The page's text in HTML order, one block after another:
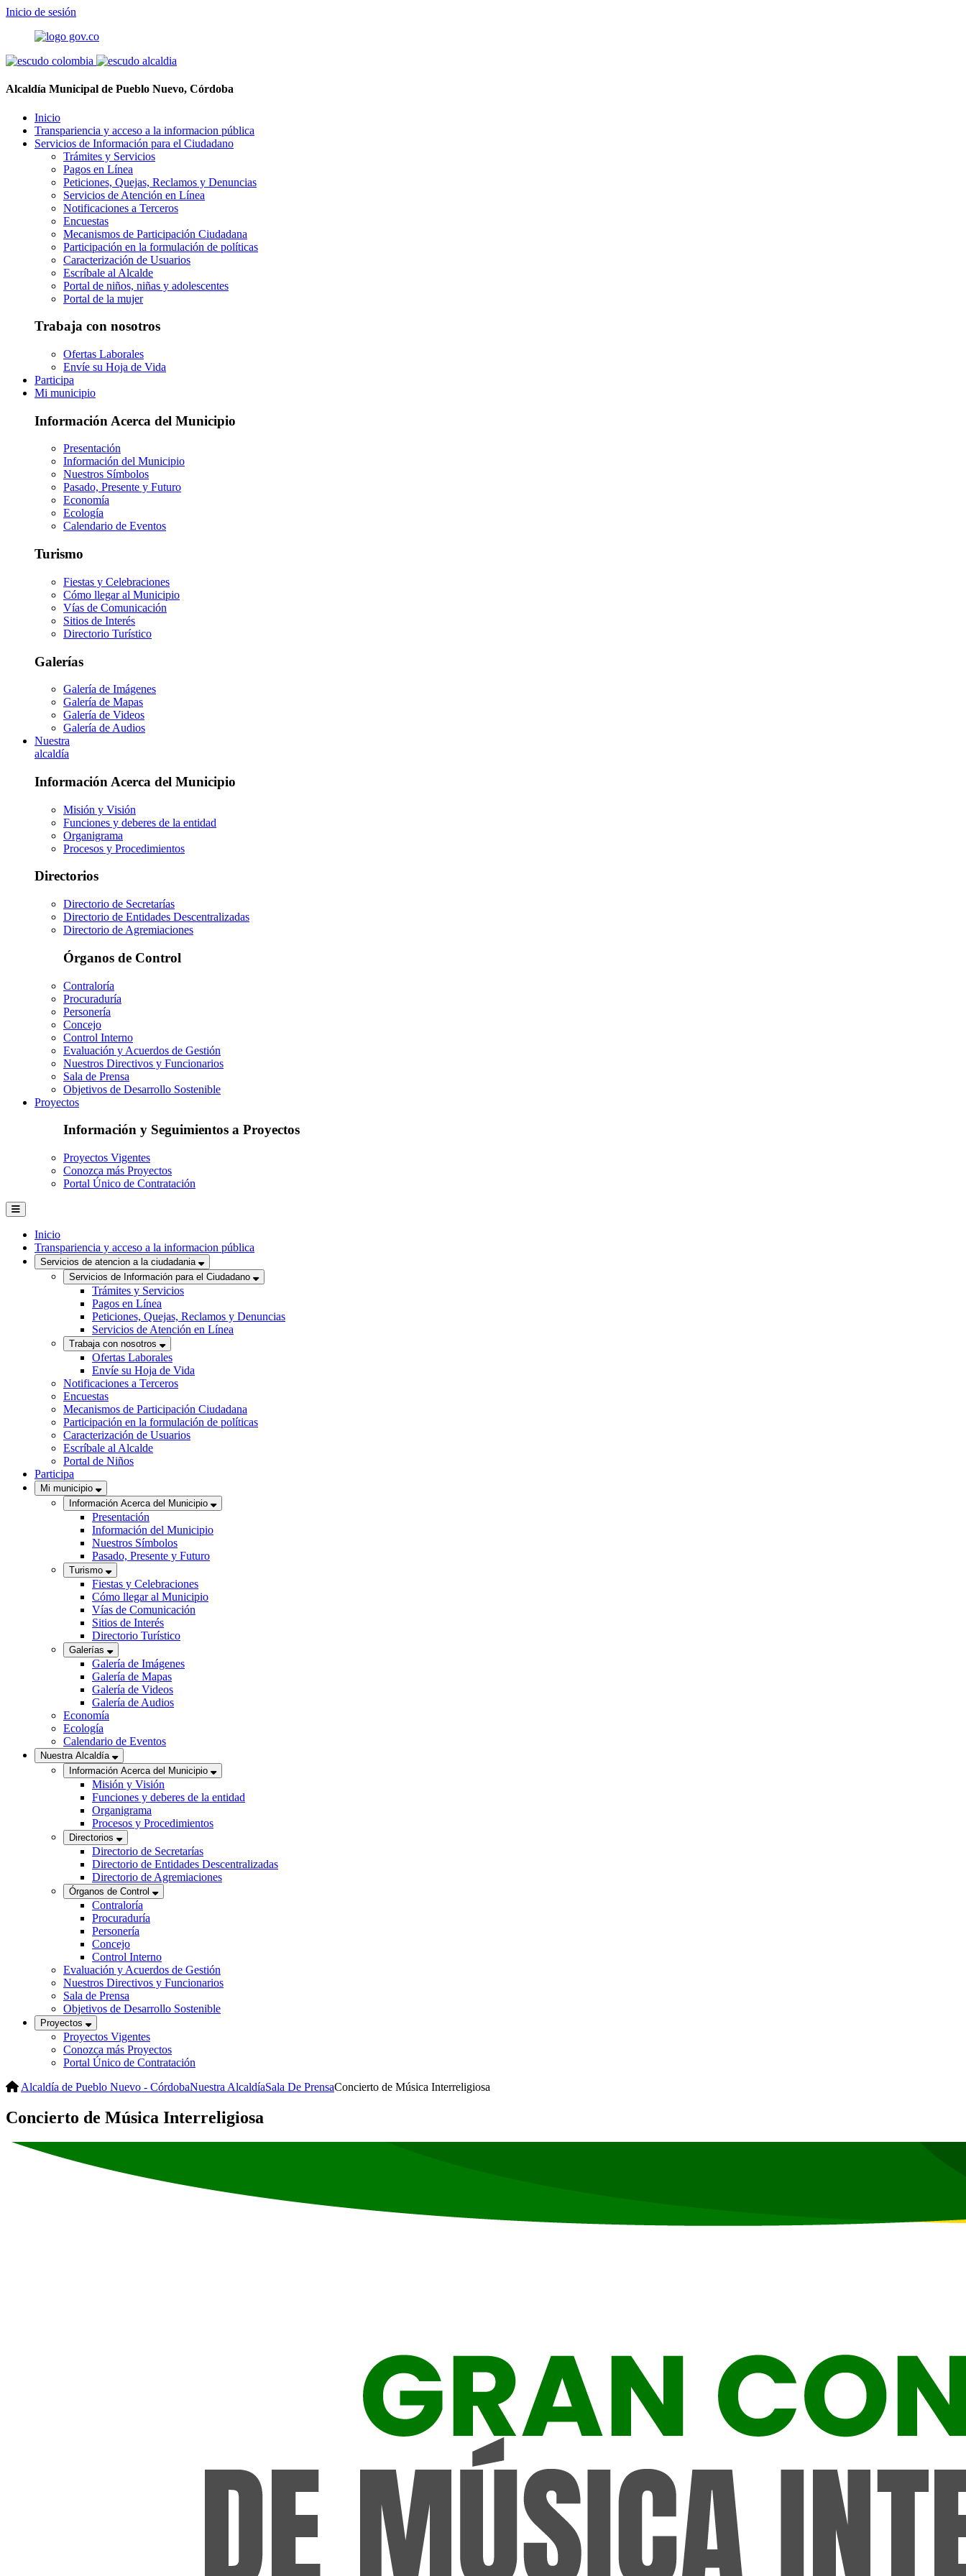
Inicio de sesión
Alcaldía Municipal de Pueblo Nuevo, Córdoba
Inicio
Transpariencia y acceso a la informacion pública
Servicios de Información para el Ciudadano
Trámites y Servicios
Pagos en Línea
Peticiones, Quejas, Reclamos y Denuncias
Servicios de Atención en Línea
Notificaciones a Terceros
Encuestas
Mecanismos de Participación Ciudadana
Participación en la formulación de políticas
Caracterización de Usuarios
Escríbale al Alcalde
Portal de niños, niñas y adolescentes
Portal de la mujer
Trabaja con nosotros
Ofertas Laborales
Envíe su Hoja de Vida
Participa
Mi municipio
Información Acerca del Municipio
Presentación
Información del Municipio
Nuestros Símbolos
Pasado, Presente y Futuro
Economía
Ecología
Calendario de Eventos
Turismo
Fiestas y Celebraciones
Cómo llegar al Municipio
Vías de Comunicación
Sitios de Interés
Directorio Turístico
Galerías
Galería de Imágenes
Galería de Mapas
Galería de Videos
Galería de Audios
Nuestra
alcaldía
Información Acerca del Municipio
Misión y Visión
Funciones y deberes de la entidad
Organigrama
Procesos y Procedimientos
Directorios
Directorio de Secretarías
Directorio de Entidades Descentralizadas
Directorio de Agremiaciones
Órganos de Control
Contraloría
Procuraduría
Personería
Concejo
Control Interno
Evaluación y Acuerdos de Gestión
Nuestros Directivos y Funcionarios
Sala de Prensa
Objetivos de Desarrollo Sostenible
Proyectos
Información y Seguimientos a Proyectos
Proyectos Vigentes
Conozca más Proyectos
Portal Único de Contratación
Inicio
Transpariencia y acceso a la informacion pública
Servicios de atencion a la ciudadania
Servicios de Información para el Ciudadano
Trámites y Servicios
Pagos en Línea
Peticiones, Quejas, Reclamos y Denuncias
Servicios de Atención en Línea
Trabaja con nosotros
Ofertas Laborales
Envíe su Hoja de Vida
Notificaciones a Terceros
Encuestas
Mecanismos de Participación Ciudadana
Participación en la formulación de políticas
Caracterización de Usuarios
Escríbale al Alcalde
Portal de Niños
Participa
Mi municipio
Información Acerca del Municipio
Presentación
Información del Municipio
Nuestros Símbolos
Pasado, Presente y Futuro
Turismo
Fiestas y Celebraciones
Cómo llegar al Municipio
Vías de Comunicación
Sitios de Interés
Directorio Turístico
Galerías
Galería de Imágenes
Galería de Mapas
Galería de Videos
Galería de Audios
Economía
Ecología
Calendario de Eventos
Nuestra Alcaldía
Información Acerca del Municipio
Misión y Visión
Funciones y deberes de la entidad
Organigrama
Procesos y Procedimientos
Directorios
Directorio de Secretarías
Directorio de Entidades Descentralizadas
Directorio de Agremiaciones
Órganos de Control
Contraloría
Procuraduría
Personería
Concejo
Control Interno
Evaluación y Acuerdos de Gestión
Nuestros Directivos y Funcionarios
Sala de Prensa
Objetivos de Desarrollo Sostenible
Proyectos
Proyectos Vigentes
Conozca más Proyectos
Portal Único de Contratación
Alcaldía de Pueblo Nuevo - CórdobaNuestra AlcaldíaSala De PrensaConcierto de Música Interreligiosa
Concierto de Música Interreligiosa